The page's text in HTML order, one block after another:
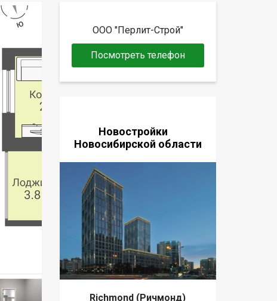
ООО "Перлит-Строй"
Посмотреть телефон
Новостройки
Новосибирской области
Richmond (Ричмонд)